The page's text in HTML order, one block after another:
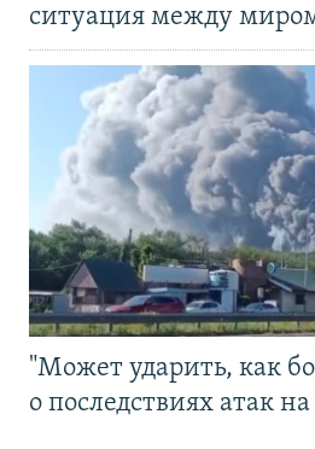
ситуация между
"Может ударить, как
о последствиях атак